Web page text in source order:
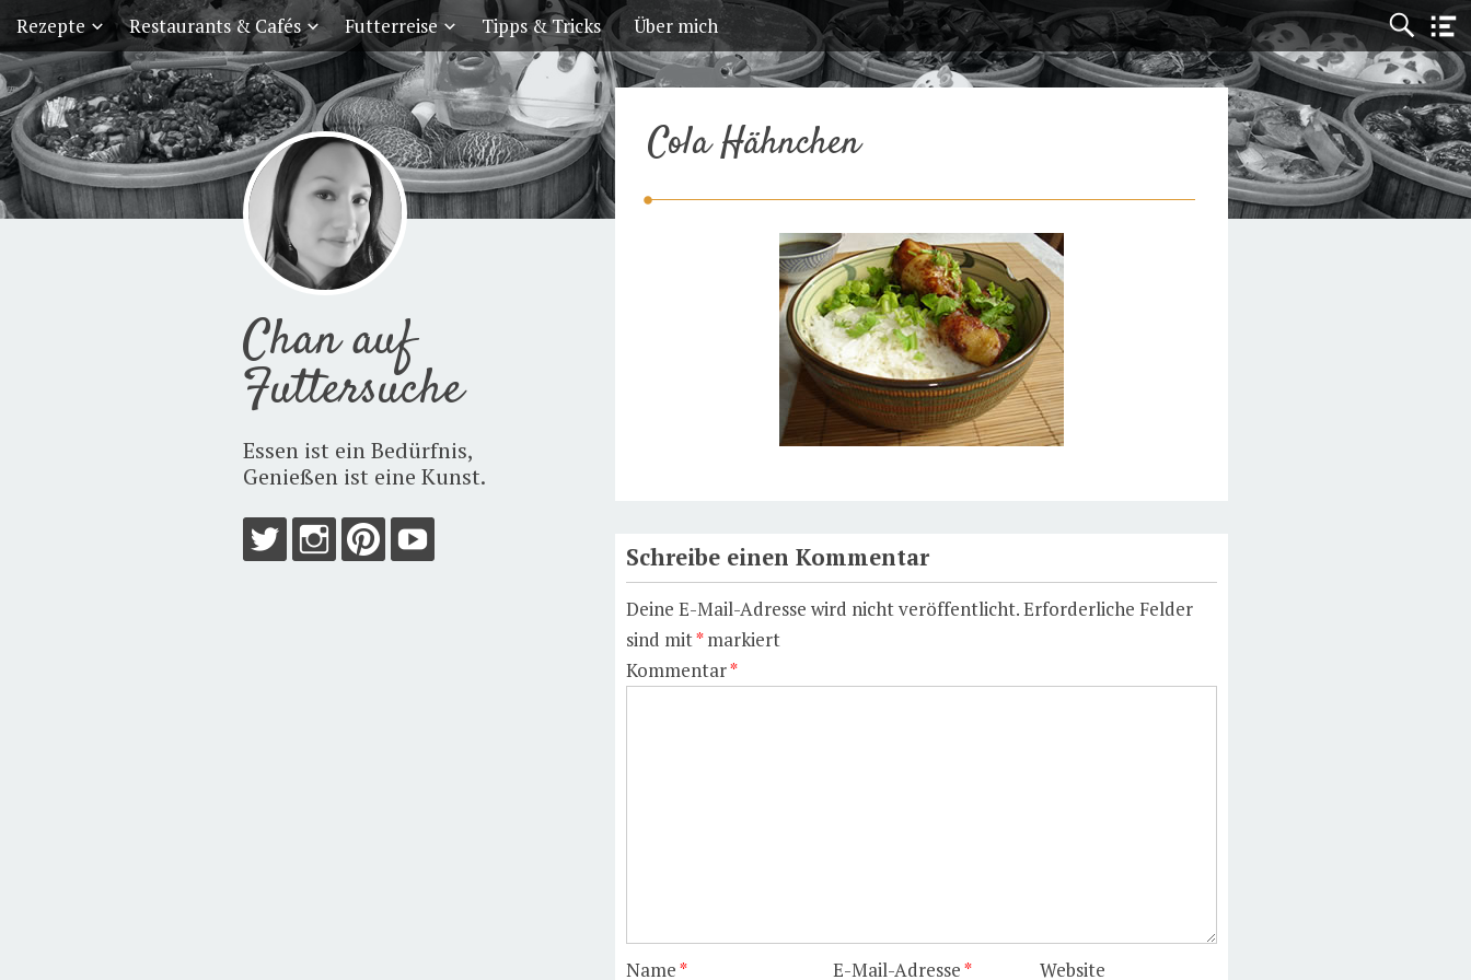
Rezepte Restaurants & Cafés Futterreise Tipps & Tricks Über mich
Chan auf
Futtersuche
Essen ist ein Bedürfnis,
Genießen ist eine Kunst.
Cola Hähnchen
Schreibe einen Kommentar
Deine E-Mail-Adresse wird nicht veröffentlicht.Erforderliche Felder
sind mit*markiert
Kommentar*
Name* E-Mail-Adresse* Website